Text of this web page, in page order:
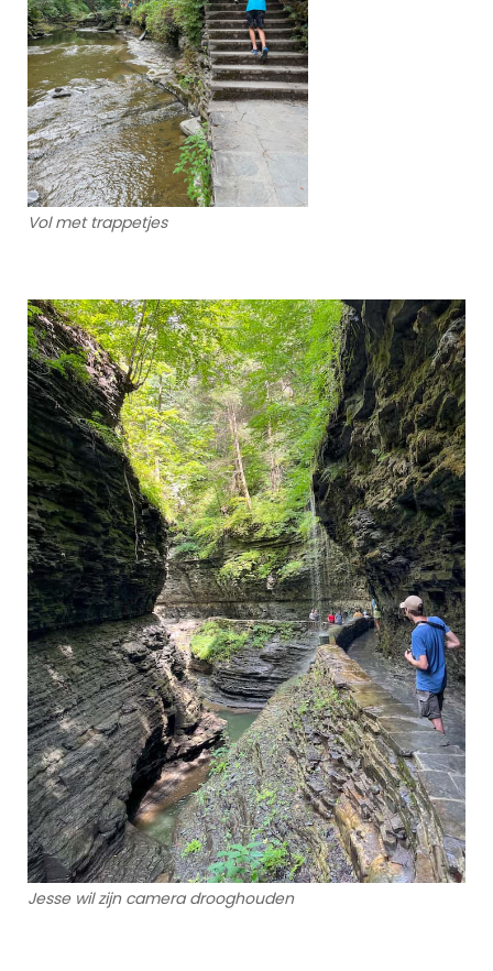
Vol met trappetjes
Jesse wil zijn camera drooghouden